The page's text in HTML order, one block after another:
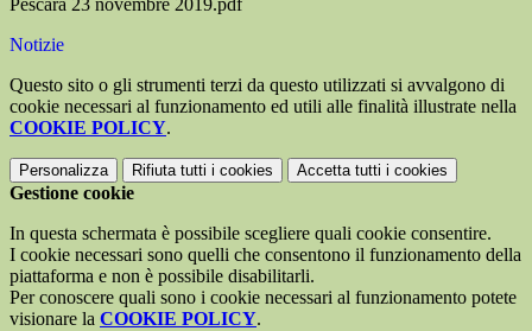
Pescara 23 novembre 2019.pdf
Notizie
Questo sito o gli strumenti terzi da questo utilizzati si avvalgono di
cookie necessari al funzionamento ed utili alle finalità illustrate nella
COOKIE POLICY.
Personalizza Rifiuta tutti i cookies Accetta tutti i cookies
Gestione cookie
In questa schermata è possibile scegliere quali cookie consentire.
I cookie necessari sono quelli che consentono il funzionamento della
piattaforma e non è possibile disabilitarli.
Per conoscere quali sono i cookie necessari al funzionamento potete
visionare la COOKIE POLICY.